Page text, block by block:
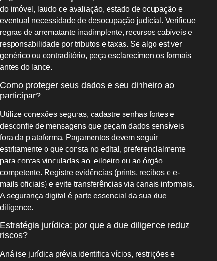
do imóvel, laudo de avaliação, estado de ocupação e
eventual necessidade de desocupação judicial. Verifique
regras de arrematante inadimplente, recursos cabíveis e
responsabilidade por tributos e taxas. Se algo estiver
genérico ou contraditório, peça esclarecimentos formais
antes do lance.
Como proteger seus dados e seu dinheiro ao
participar?
Utilize conexões seguras, cadastre senhas fortes e
desconfie de mensagens que peçam dados sensíveis
fora da plataforma. Pagamentos devem seguir
estritamente o que consta no edital, preferencialmente
para contas vinculadas ao leiloeiro ou ao órgão
competente. Registre evidências (prints, recibos e e-
mails oficiais) e evite transferências via canais informais.
A segurança digital é parte essencial da sua due
diligence.
Estratégia jurídica: por que a due diligence reduz
riscos?
Análise jurídica prévia identifica vícios, restrições e